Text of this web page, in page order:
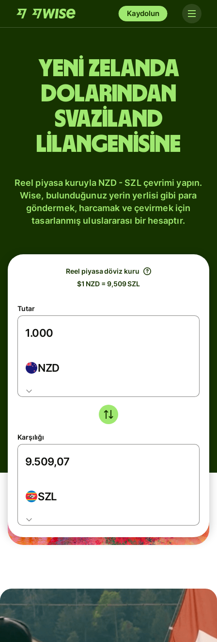
Kaydolun
Yeni Zelanda
dolarından
Svaziland
lilangenisine
Reel piyasa kuruyla NZD - SZL çevrimi yapın.
Wise, bulunduğunuz yerin yerlisi gibi para
göndermek, harcamak ve çevirmek için
tasarlanmış uluslararası bir hesaptır.
Reel piyasa döviz kuru
$1 NZD = 9,509 SZL
Tutar
NZD
Karşılığı
SZL